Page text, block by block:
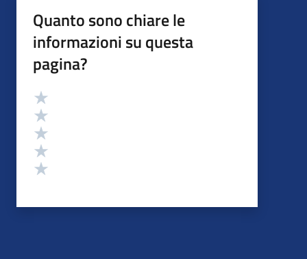
Quanto sono chiare le
informazioni su questa
pagina?
Valutazione